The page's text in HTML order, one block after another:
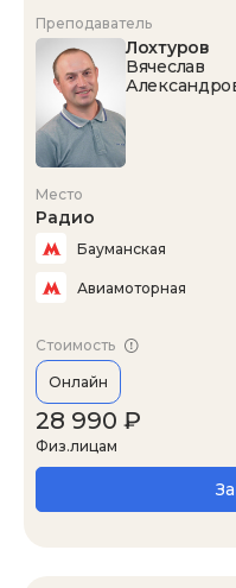
Преподаватель
Лохтуров
Вячеслав
Место
Радио
Бауманская
Авиамоторная
Стоимость
Онлайн
28 990 ₽
Физ.лицам